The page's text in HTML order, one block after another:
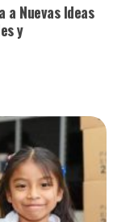
a Nuevas Ideas
y